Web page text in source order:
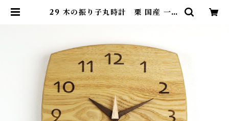
29 木の振り子丸時計 栗 国産 一点
ama | SWING ONLINE SHOP